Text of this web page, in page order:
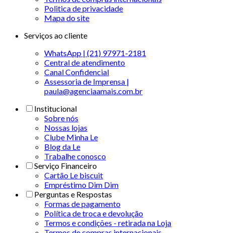
Politica de privacidade
Mapa do site
Serviços ao cliente
WhatsApp | (21) 97971-2181
Central de atendimento
Canal Confidencial
Assessoria de Imprensa |
paula@agenciaamais.com.br
Institucional
Sobre nós
Nossas lojas
Clube Minha Le
Blog da Le
Trabalhe conosco
Serviço Financeiro
Cartão Le biscuit
Empréstimo Dim Dim
Perguntas e Respostas
Formas de pagamento
Política de troca e devolução
Termos e condições - retirada na Loja